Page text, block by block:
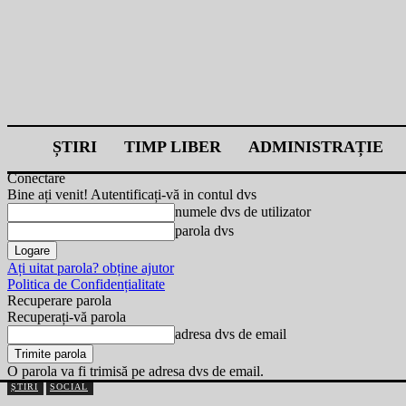
ȘTIRI TIMP LIBER ADMINISTRAȚIE
Conectare
Bine ați venit! Autentificați-vă in contul dvs
numele dvs de utilizator
parola dvs
Ați uitat parola? obține ajutor
Politica de Confidențialitate
Recuperare parola
Recuperați-vă parola
adresa dvs de email
O parola va fi trimisă pe adresa dvs de email.
ȘTIRI SOCIAL